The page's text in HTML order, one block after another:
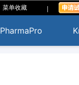
菜单收藏 |
PharmaPro